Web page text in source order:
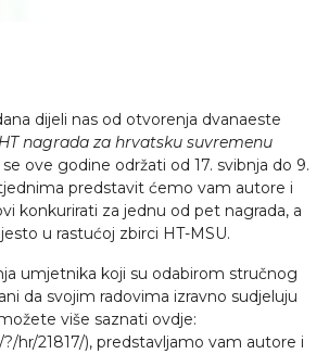
dijeli nas od otvorenja dvanaeste
HT nagrada za hrvatsku suvremenu
se ove godine održati od 17. svibnja do 9.
predstavit ćemo vam autore i
konkurirati za jednu od pet nagrada, a
u rastućoj zbirci HT-MSU.
umjetnika koji su odabirom stručnog
da svojim radovima izravno sudjeluju
više saznati ovdje:
hr/21817/), predstavljamo vam autore i